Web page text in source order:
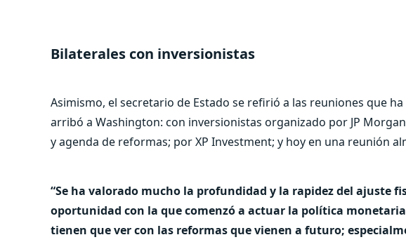
Bilaterales con inversionistas
Asimismo, el secretario de Estado se refirió a las reuniones que
arribó a Washington: con inversionistas organizado por JP
y agenda de reformas; por XP Investment; y hoy en una reunión
“Se ha valorado mucho la profundidad y la rapidez del ajuste
oportunidad con la que comenzó a actuar la política
tienen que ver con las reformas que vienen a futuro;